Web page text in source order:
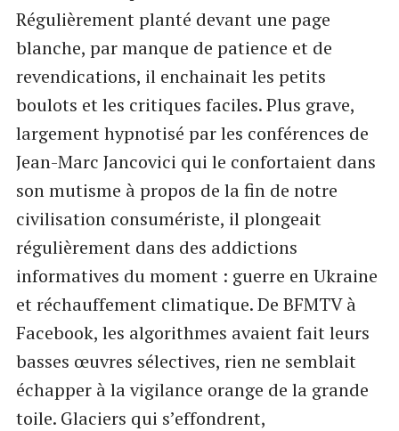
Régulièrement planté devant une page
blanche, par manque de patience et de
revendications, il enchainait les petits
boulots et les critiques faciles. Plus grave,
largement hypnotisé par les conférences de
Jean-Marc Jancovici qui le confortaient dans
son mutisme à propos de la fin de notre
civilisation consumériste, il plongeait
régulièrement dans des addictions
informatives du moment : guerre en Ukraine
et réchauffement climatique. De BFMTV à
Facebook, les algorithmes avaient fait leurs
basses œuvres sélectives, rien ne semblait
échapper à la vigilance orange de la grande
toile. Glaciers qui s’effondrent,